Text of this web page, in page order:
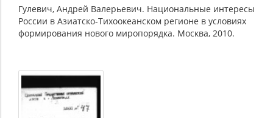
Гулевич, Андрей Валерьевич. Национальные интересы
России в Азиатско-Тихоокеанском регионе в условиях
формирования нового миропорядка. Москва, 2010.